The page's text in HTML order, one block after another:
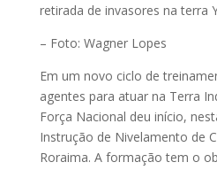
retirada de invasores na terra
– Foto: Wagner Lopes
Em um novo ciclo de
agentes para atuar na Terra
Força Nacional deu início,
Instrução de Nivelamento de
Roraima. A formação tem o